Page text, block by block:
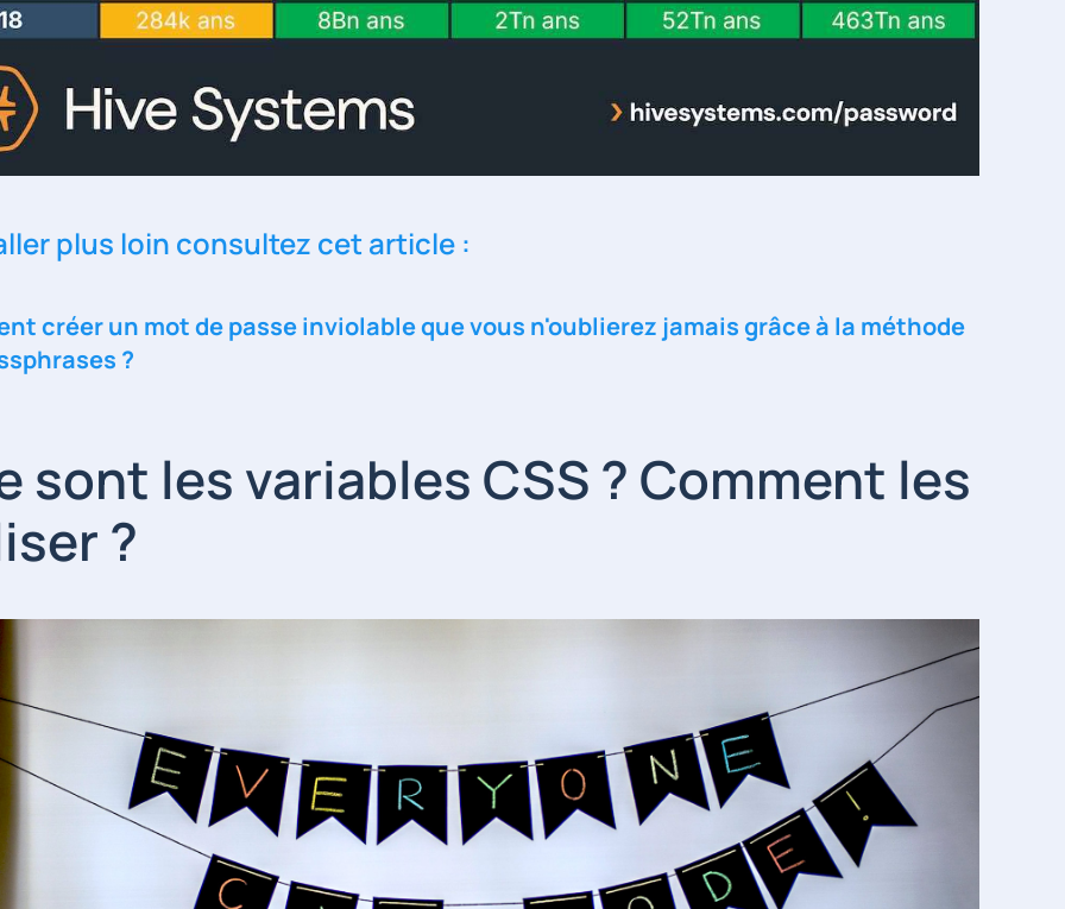
plus loin consultez cet article :
créer un mot de passe inviolable que vous n'oublierez jamais grâce à la méthode
?
sont les variables CSS ? Comment les
?